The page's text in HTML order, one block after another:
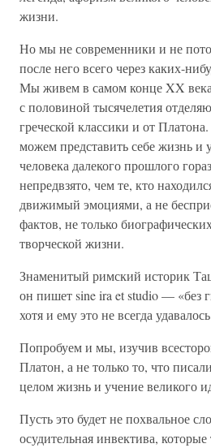
жизни.
Но мы не современники и не
после него всего через каких-
Мы живем в самом конце XX
с половиной тысячелетия
греческой классики и от
можем представить себе жизнь и
человека далекого прошлого
непредвзято, чем те, кто
движимый эмоциями, а не
фактов, не только
творческой жизни.
Знаменитый римский историк
он пишет sine ira et studio — «без
хотя и ему это не всегда
Попробуем и мы, изучив
Платон, а не только то, что
целом жизнь и учение великого
Пусть это будет не похвальное
осудительная инвектива,